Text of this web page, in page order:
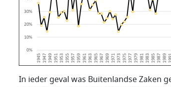
In ieder geval was Buitenlandse Zaken